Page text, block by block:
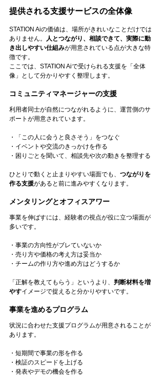
提供される支援サービスの全体像
STATION Aiの価値は、場所がきれいなことだけでは
ありません。
人とつながり、相談できて、実際に動
き出しやすい仕組みが用意されている点が大きな特
徴です。
ここでは、STATION Aiで受けられる支援を「全体
像」として分かりやすく整理します。
コミュニティマネージャーの支援
利用者同士が自然につながれるように、運営側のサ
ポートが用意されています。
・「この人に会うと良さそう」をつなぐ
・イベントや交流のきっかけを作る
・困りごとを聞いて、相談先や次の動きを整理する
ひとりで動くと止まりやすい場面でも、 つながりを
作る支援があると前に進みやすくなります。
メンタリングとオフィスアワー
事業を伸ばすには、経験者の視点が役に立つ場面が
多いです。
・事業の方向性がブレていないか
・売り方や価格の考え方は妥当か
・チームの作り方や進め方はどうするか
「正解を教えてもらう」というより、 判断材料を増
やすイメージで捉えると分かりやすいです。
事業を進めるプログラム
状況に合わせた支援プログラムが用意されることが
あります。
・短期間で事業の形を作る
・検証のスピードを上げる
・発表やデモの機会を作る